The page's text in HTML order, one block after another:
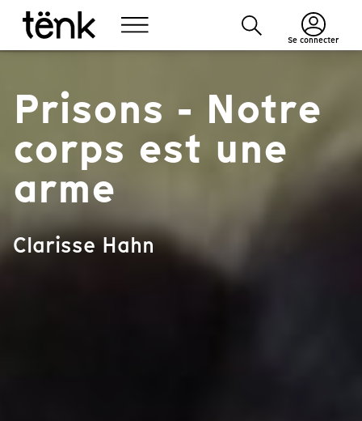
Se connecter
Prisons - Notre
corps est une
arme
Clarisse Hahn